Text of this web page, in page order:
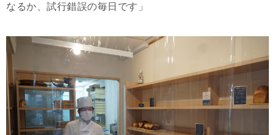
なるか、試行錯誤の毎日です」